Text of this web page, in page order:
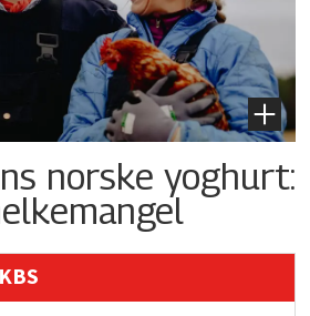
norske yoghurt: